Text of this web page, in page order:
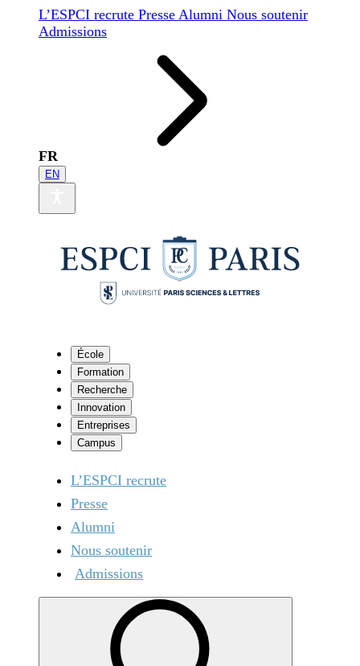
L’ESPCI recrute Presse Alumni Nous soutenir
Admissions
FR
EN
École
Formation
Recherche
Innovation
Entreprises
Campus
L’ESPCI recrute
Presse
Alumni
Nous soutenir
Admissions